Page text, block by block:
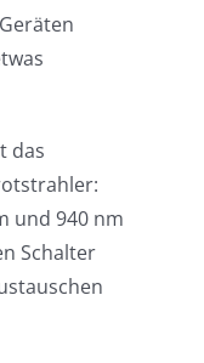
das
und 940 nm
Schalter